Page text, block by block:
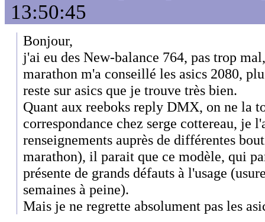
13:50:45
Bonjour,
j'ai eu des New-balance 764, pas trop
marathon m'a conseillé les asics 2080,
reste sur asics que je trouve très bien.
Quant aux reeboks reply DMX, on ne la
correspondance chez serge cottereau, je
renseignements auprès de différentes
marathon), il parait que ce modèle, qui
présente de grands défauts à l'usage
semaines à peine).
Mais je ne regrette absolument pas les